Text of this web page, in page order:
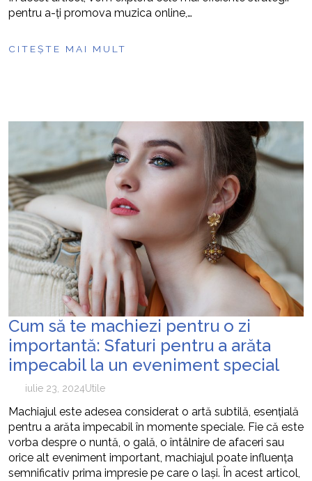
pentru a-ți promova muzica online,…
CITEȘTE MAI MULT
Cum să te machiezi pentru o zi
importantă: Sfaturi pentru a arăta
impecabil la un eveniment special
iulie 23, 2024Utile
Machiajul este adesea considerat o artă subtilă, esențială
pentru a arăta impecabil în momente speciale. Fie că este
vorba despre o nuntă, o gală, o întâlnire de afaceri sau
orice alt eveniment important, machiajul poate influența
semnificativ prima impresie pe care o lași. În acest articol,